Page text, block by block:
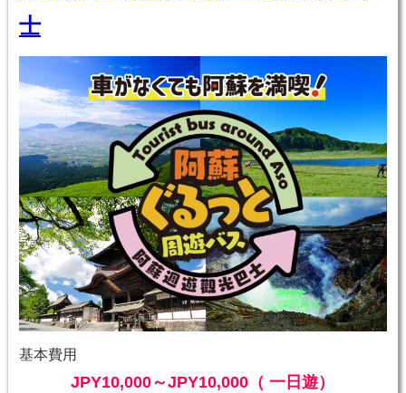
士
基本費用
JPY10,000～JPY10,000（ 一日遊）